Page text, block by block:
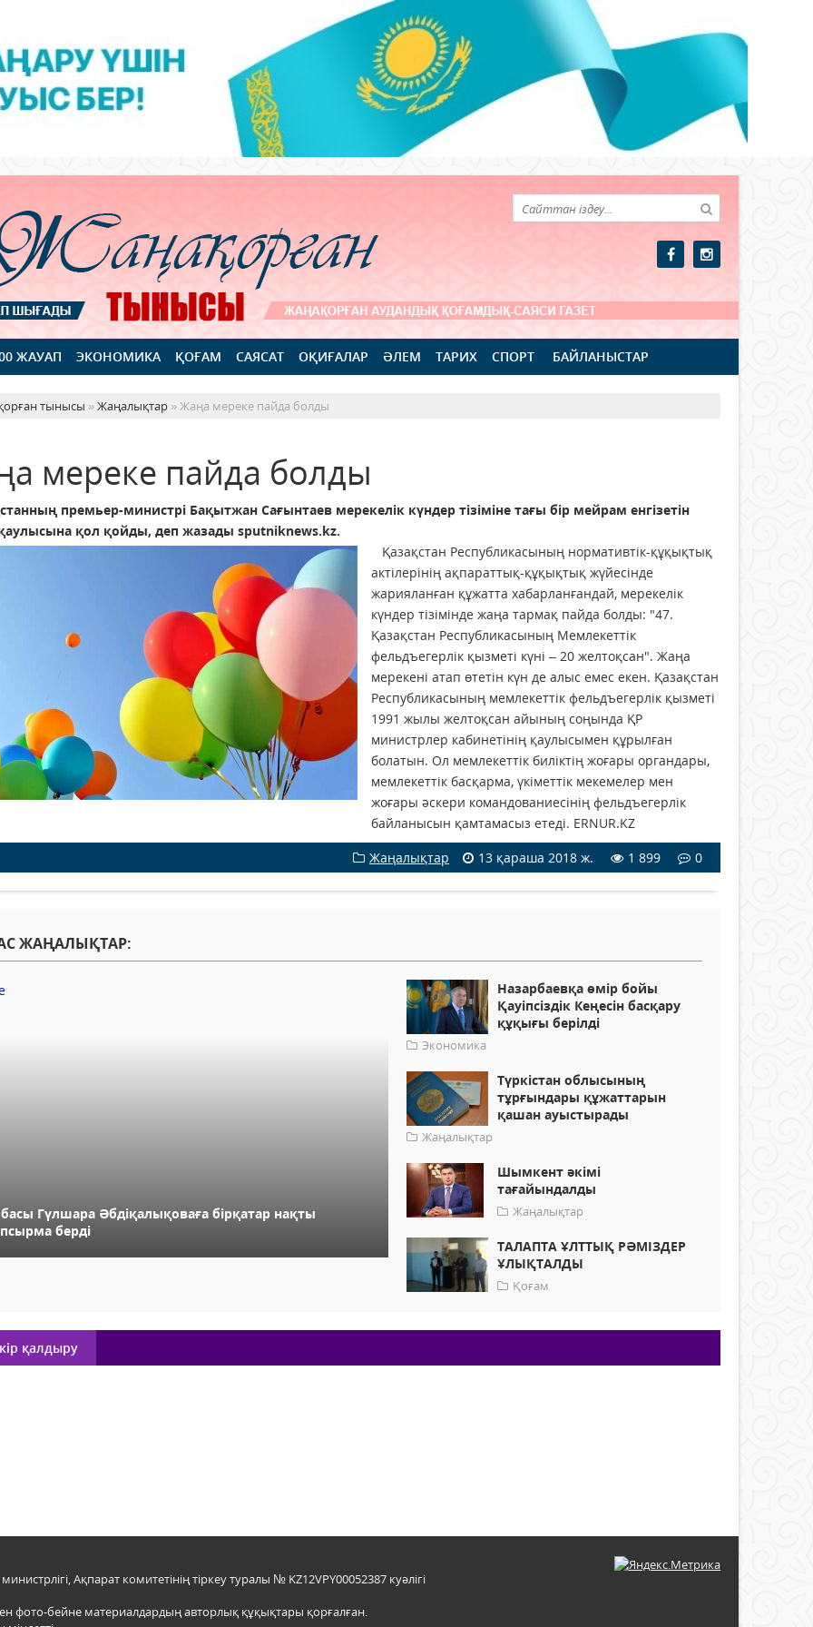
ЖАУАП ЭКОНОМИКА ҚОҒАМ САЯСАТ ОҚИҒАЛАР ӘЛЕМ ТАРИХ СПОРТ БАЙЛАНЫСТАР
тынысы »Жаңалықтар » Жаңа мереке пайда болды
мереке пайда болды
премьер-министрі Бақытжан Сағынтаев мерекелік күндер тізіміне тағы бір мейрам енгізетін
қол қойды, деп жазады sputniknews.kz.
Қазақстан Республикасының нормативтік-құқықтық
актілерінің ақпараттық-құқықтық жүйесінде
жарияланған құжатта хабарланғандай, мерекелік
күндер тізімінде жаңа тармақ пайда болды: "47.
Қазақстан Республикасының Мемлекеттік
фельдъегерлік қызметі күні – 20 желтоқсан". Жаңа
мерекені атап өтетін күн де алыс емес екен. Қазақстан
Республикасының мемлекеттік фельдъегерлік қызметі
1991 жылы желтоқсан айының соңында ҚР
министрлер кабинетінің қаулысымен құрылған
болатын. Ол мемлекеттік биліктің жоғары органдары,
мемлекеттік басқарма, үкіметтік мекемелер мен
жоғары әскери командованиесінің фельдъегерлік
байланысын қамтамасыз етеді. ERNUR.KZ
Жаңалықтар
13 қараша 2018 ж. 1 899 0
ЖАҢАЛЫҚТАР:
Гүлшара Әбдіқалықоваға бірқатар нақты
берді
Назарбаевқа өмір бойы
Қауіпсіздік Кеңесін басқару
құқығы берілді
Экономика
Түркістан облысының
тұрғындары құжаттарын
қашан ауыстырады
Жаңалықтар
Шымкент әкімі
тағайындалды
Жаңалықтар
ТАЛАПТА ҰЛТТЫҚ РӘМІЗДЕР
ҰЛЫҚТАЛДЫ
Қоғам
қалдыру
Ақпарат комитетінің тіркеу туралы № KZ12VPY00052387 куәлігі
фото-бейне материалдардың авторлық құқықтары қорғалған.